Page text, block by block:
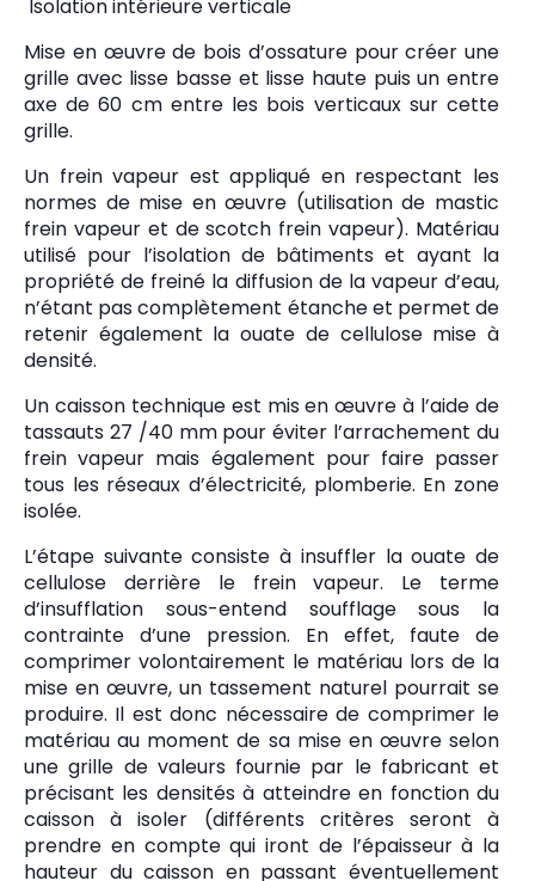
Isolation intérieure verticale
Mise en œuvre de bois d’ossature pour créer une
grille avec lisse basse et lisse haute puis un entre
axe de 60 cm entre les bois verticaux sur cette
grille.
Un frein vapeur est appliqué en respectant les
normes de mise en œuvre (utilisation de mastic
frein vapeur et de scotch frein vapeur). Matériau
utilisé pour l’isolation de bâtiments et ayant la
propriété de freiné la diffusion de la vapeur d’eau,
n’étant pas complètement étanche et permet de
retenir également la ouate de cellulose mise à
densité.
Un caisson technique est mis en œuvre à l’aide de
tassauts 27 /40 mm pour éviter l’arrachement du
frein vapeur mais également pour faire passer
tous les réseaux d’électricité, plomberie. En zone
isolée.
L’étape suivante consiste à insuffler la ouate de
cellulose derrière le frein vapeur. Le terme
d’insufflation sous-entend soufflage sous la
contrainte d’une pression. En effet, faute de
comprimer volontairement le matériau lors de la
mise en œuvre, un tassement naturel pourrait se
produire. Il est donc nécessaire de comprimer le
matériau au moment de sa mise en œuvre selon
une grille de valeurs fournie par le fabricant et
précisant les densités à atteindre en fonction du
caisson à isoler (différents critères seront à
prendre en compte qui iront de l’épaisseur à la
hauteur du caisson en passant éventuellement